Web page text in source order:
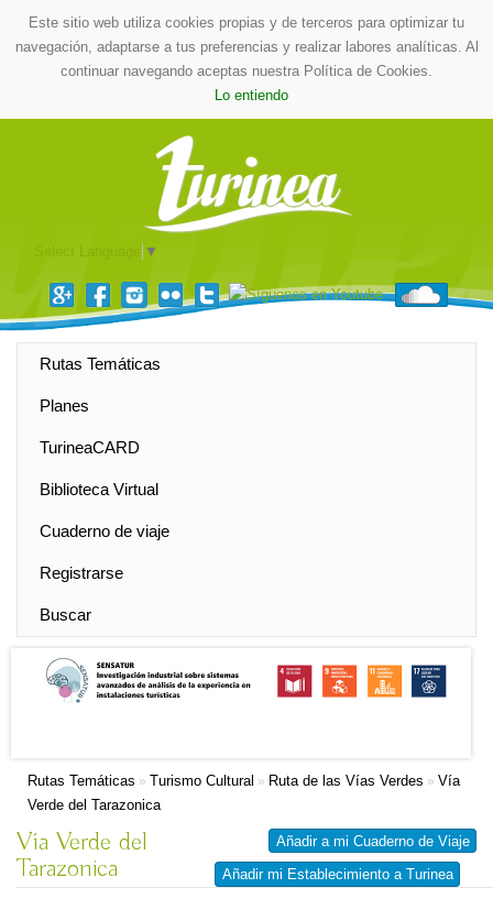
Este sitio web utiliza cookies propias y de terceros para optimizar tu
navegación, adaptarse a tus preferencias y realizar labores analíticas. Al
continuar navegando aceptas nuestra Política de Cookies.
Lo entiendo
▼
Rutas Temáticas
Planes
TurineaCARD
Biblioteca Virtual
Cuaderno de viaje
Registrarse
Buscar
Rutas Temáticas » Turismo Cultural » Ruta de las Vías Verdes » Vía
Verde del Tarazonica
Añadir a mi Cuaderno de Viaje
Añadir mi Establecimiento a Turinea
Vía Verde del
Tarazonica